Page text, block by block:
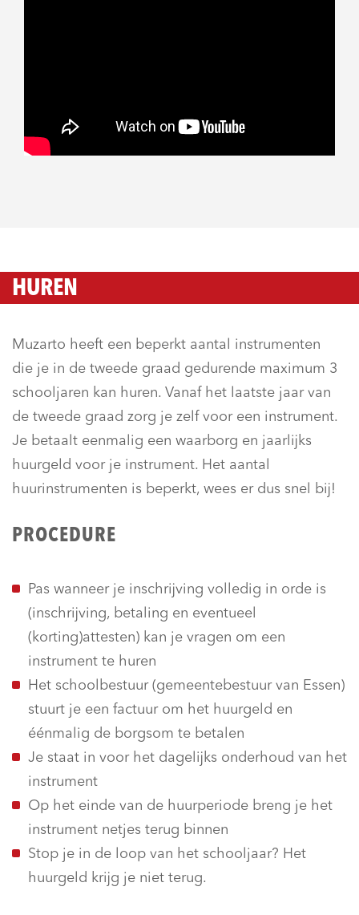
HUREN
Muzarto heeft een beperkt aantal instrumenten
die je in de tweede graad gedurende maximum 3
schooljaren kan huren. Vanaf het laatste jaar van
de tweede graad zorg je zelf voor een instrument.
Je betaalt eenmalig een waarborg en jaarlijks
huurgeld voor je instrument. Het aantal
huurinstrumenten is beperkt, wees er dus snel bij!
PROCEDURE
Pas wanneer je inschrijving volledig in orde is
(inschrijving, betaling en eventueel
(korting)attesten) kan je vragen om een
instrument te huren
Het schoolbestuur (gemeentebestuur van Essen)
stuurt je een factuur om het huurgeld en
éénmalig de borgsom te betalen
Je staat in voor het dagelijks onderhoud van het
instrument
Op het einde van de huurperiode breng je het
instrument netjes terug binnen
Stop je in de loop van het schooljaar? Het
huurgeld krijg je niet terug.